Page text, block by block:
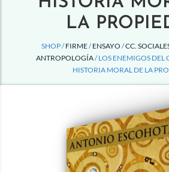
LA
SHOP /FIRME/ENSAYO /CC.
ANTROPOLOGÍA/ LOS ENEMIGOS DEL
HISTORIA MORAL DE LA